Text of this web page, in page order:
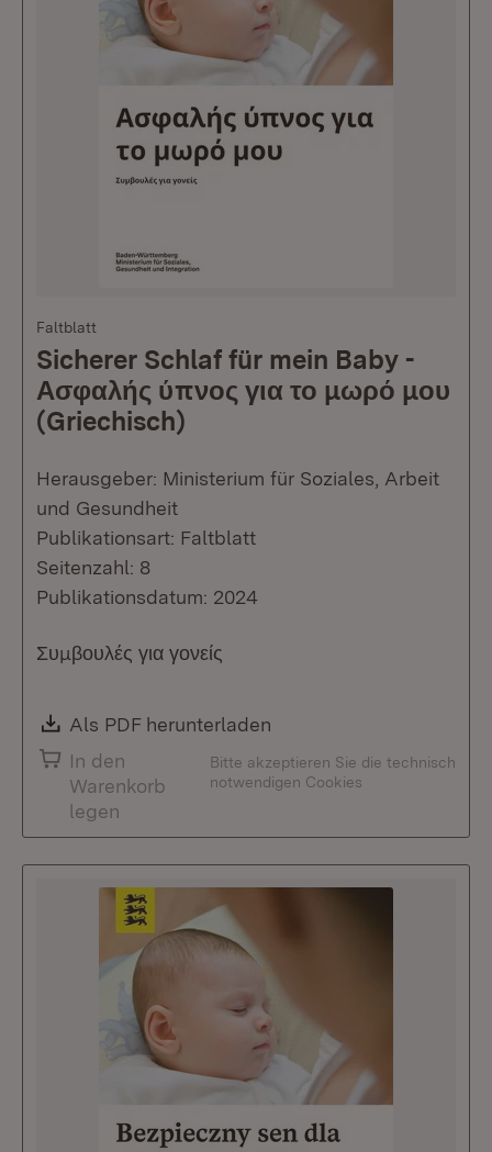
Faltblatt
Sicherer Schlaf für mein Baby -
Ασφαλής ύπνος για το μωρό μου
(Griechisch)
Herausgeber: Ministerium für Soziales, Arbeit
und Gesundheit
Publikationsart: Faltblatt
Seitenzahl: 8
Publikationsdatum: 2024
Συμβουλές για γονείς
Download:
Als PDF herunterladen
In den
Warenkorb
legen
Bitte akzeptieren Sie die technisch
notwendigen Cookies